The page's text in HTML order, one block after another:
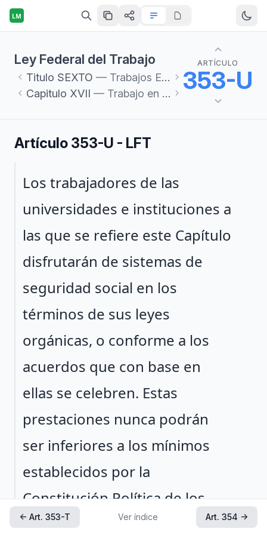
LM
Ley Federal del Trabajo
Titulo SEXTO — Trabajos Especiales
Capitulo XVII — Trabajo en las Universidades e Instituciones de Educación Superior Autónomas por Ley
ARTÍCULO
353-U
Artículo 353-U - LFT
Párrafo 1
Los trabajadores de las
universidades e instituciones a
las que se refiere este Capítulo
disfrutarán de sistemas de
seguridad social en los
términos de sus leyes
orgánicas, o conforme a los
acuerdos que con base en
ellas se celebren. Estas
prestaciones nunca podrán
ser inferiores a los mínimos
establecidos por la
Constitución Política de los
Estados Unidos Mexicanos y
← Art. 353-T Ver índice Art. 354 →